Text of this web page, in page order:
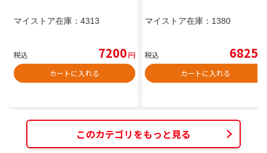
マイストア在庫： 4313
税込 7200円
カートに入れる
マイストア在庫： 1380
税込 6825
カートに入れる
このカテゴリをもっと見る